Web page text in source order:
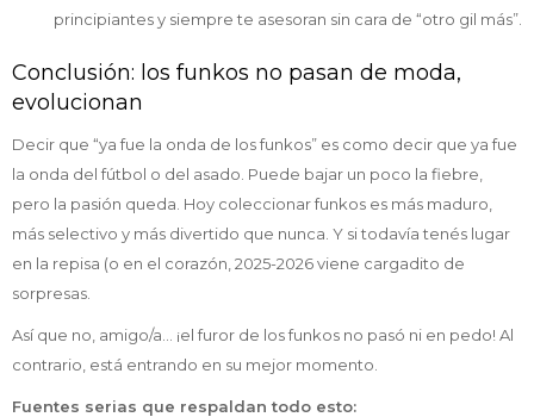
principiantes y siempre te asesoran sin cara de “otro gil más”.
Conclusión: los funkos no pasan de moda,
evolucionan
Decir que “ya fue la onda de los funkos” es como decir que ya fue
la onda del fútbol o del asado. Puede bajar un poco la fiebre,
pero la pasión queda. Hoy coleccionar funkos es más maduro,
más selectivo y más divertido que nunca. Y si todavía tenés lugar
en la repisa (o en el corazón, 2025-2026 viene cargadito de
sorpresas.
Así que no, amigo/a… ¡el furor de los funkos no pasó ni en pedo! Al
contrario, está entrando en su mejor momento.
Fuentes serias que respaldan todo esto: